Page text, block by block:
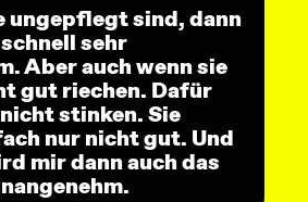
ungepflegt sind, dann
sehr
Aber auch wenn sie
gut riechen. Dafür
stinken. Sie
nur nicht gut. Und
mir dann auch das